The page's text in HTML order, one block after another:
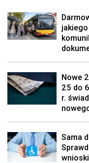
Nowe
25 do
r.
Sama